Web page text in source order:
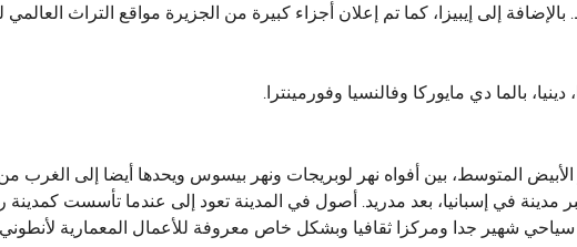
بالإضافة إلى إيبيزا، كما تم إعلان أجزاء كبيرة من الجزيرة مواقع التراث
بالما دي مايوركا وفالنسيا وفورمينترا.
الأبيض المتوسط، بين أفواه نهر لوبريجات ​​ونهر بيسوس ويحدها أيضا إلى
مدينة في إسبانيا، بعد مدريد. أصول في المدينة تعود إلى عندما تأسست
شهير جدا ومركزا ثقافيا وبشكل خاص معروفة للأعمال المعمارية